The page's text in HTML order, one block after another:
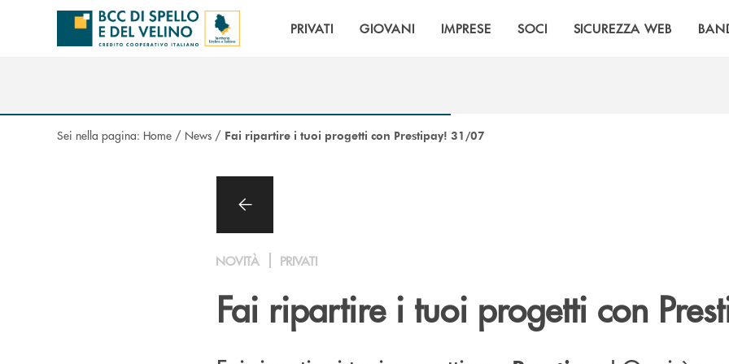
Salta al contenuto principale
PRIVATI GIOVANI IMPRESE SOCI SICUREZZA WEB
Sei nella pagina: Home / News / Fai ripartire i tuoi progetti con Prestipay! 31/07
NOVITÀ PRIVATI
Fai ripartire i tuoi progetti con